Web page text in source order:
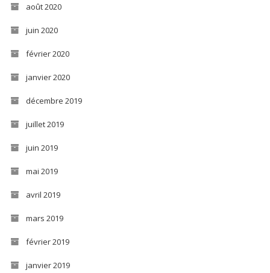
août 2020
juin 2020
février 2020
janvier 2020
décembre 2019
juillet 2019
juin 2019
mai 2019
avril 2019
mars 2019
février 2019
janvier 2019